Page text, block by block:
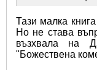
Тази малка
Но не става
възхвала на
"Божествена